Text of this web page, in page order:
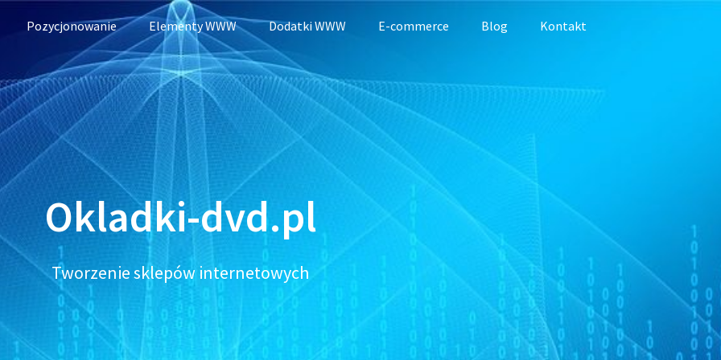
Pozycjonowanie Elementy WWW Dodatki WWW E-commerce Blog Kontakt
Okladki-dvd.pl
Tworzenie sklepów internetowych